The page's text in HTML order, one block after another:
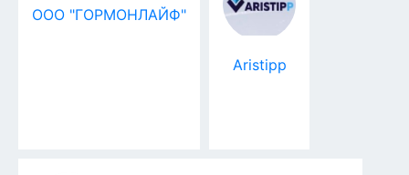
ООО "ГОРМОНЛАЙФ"
Aristipp